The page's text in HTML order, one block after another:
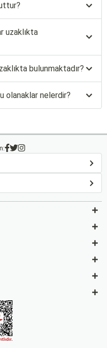
uzaklıkta
bulunmaktadır?
olanaklar nelerdir?